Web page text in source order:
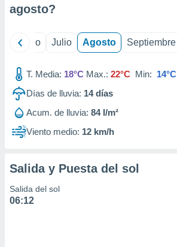
agosto?
Junio Julio Agosto Septiembre
T. Media: 18°C Max.: 22°C Min: 14°C
Días de lluvia: 14días
Acum. de lluvia: 84 l/m²
Viento medio: 12 km/h
Salida y Puesta del sol
Salida del sol
06:12